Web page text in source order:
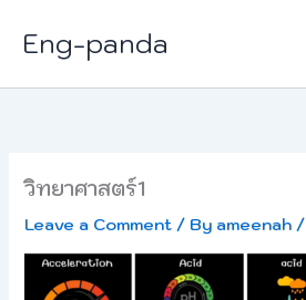
content
Eng-panda
วิทยาศาสตร์1
Leave a Comment / By ameenah/